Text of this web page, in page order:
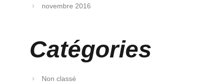
novembre 2016
Catégories
Non classé